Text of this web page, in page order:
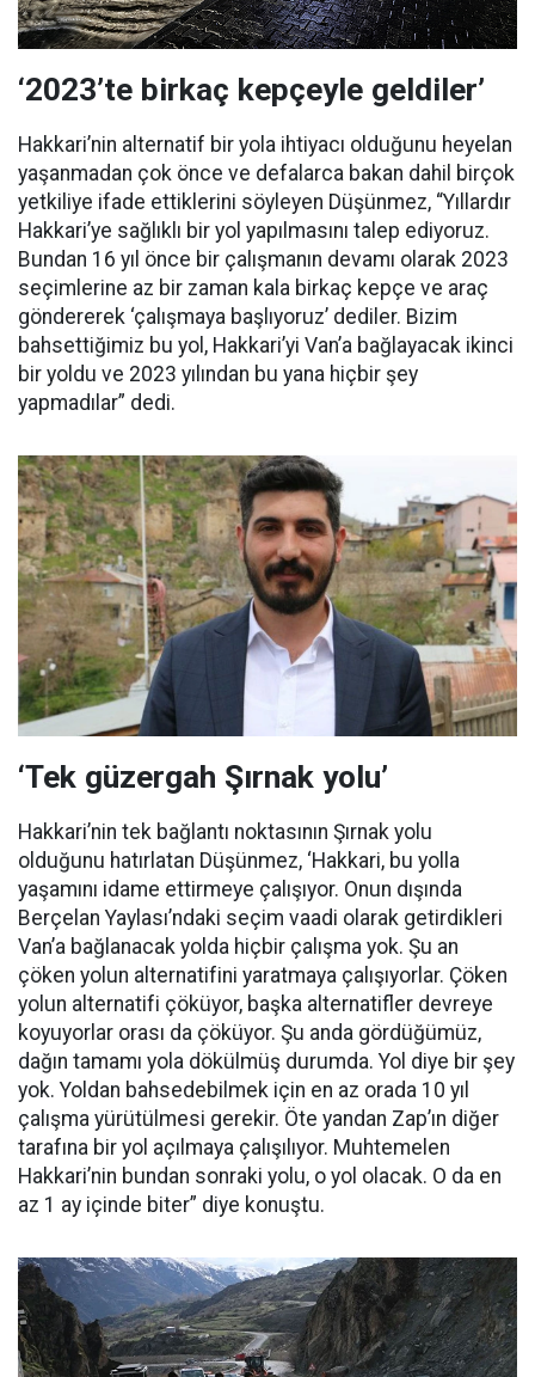
‘2023’te birkaç kepçeyle geldiler’
Hakkari’nin alternatif bir yola ihtiyacı olduğunu heyelan
yaşanmadan çok önce ve defalarca bakan dahil birçok
yetkiliye ifade ettiklerini söyleyen Düşünmez, “Yıllardır
Hakkari’ye sağlıklı bir yol yapılmasını talep ediyoruz.
Bundan 16 yıl önce bir çalışmanın devamı olarak 2023
seçimlerine az bir zaman kala birkaç kepçe ve araç
göndererek ‘çalışmaya başlıyoruz’ dediler. Bizim
bahsettiğimiz bu yol, Hakkari’yi Van’a bağlayacak ikinci
bir yoldu ve 2023 yılından bu yana hiçbir şey
yapmadılar” dedi.
‘Tek güzergah Şırnak yolu’
Hakkari’nin tek bağlantı noktasının Şırnak yolu
olduğunu hatırlatan Düşünmez, ‘Hakkari, bu yolla
yaşamını idame ettirmeye çalışıyor. Onun dışında
Berçelan Yaylası’ndaki seçim vaadi olarak getirdikleri
Van’a bağlanacak yolda hiçbir çalışma yok. Şu an
çöken yolun alternatifini yaratmaya çalışıyorlar. Çöken
yolun alternatifi çöküyor, başka alternatifler devreye
koyuyorlar orası da çöküyor. Şu anda gördüğümüz,
dağın tamamı yola dökülmüş durumda. Yol diye bir şey
yok. Yoldan bahsedebilmek için en az orada 10 yıl
çalışma yürütülmesi gerekir. Öte yandan Zap’ın diğer
tarafına bir yol açılmaya çalışılıyor. Muhtemelen
Hakkari’nin bundan sonraki yolu, o yol olacak. O da en
az 1 ay içinde biter” diye konuştu.